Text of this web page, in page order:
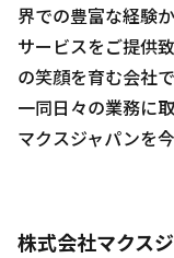
界での豊富な経験
サービスをご提供
の笑顔を育む会社
一同日々の業務に
マクスジャパンを
株式会社マクス